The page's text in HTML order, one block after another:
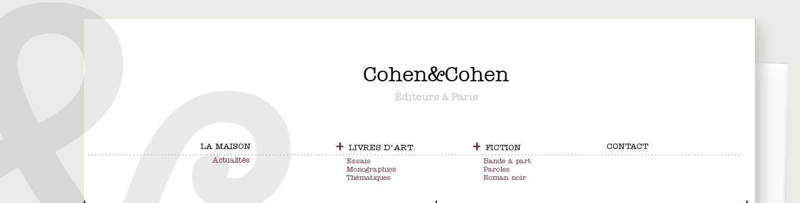
Cohen&Cohen
Éditeurs à Paris
LA MAISON
Actualités
+LIVRES D'ART
Essais
Monographies
Thématiques
+ FICTION
Bande à part
Paroles
Roman noir
CONTACT